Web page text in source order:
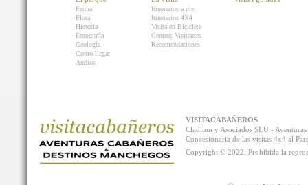
Fauna
Flora
Historia
Etnografía
Geología
Como llegar
Audios
Itinerarios a pie
Itinerarios 4X4
Visita en Bicicleta
Centros Visitantes
Recomendaciones
VISITACABAÑEROS
Cladium y Asociados SLU -
Concesionaria de las visitas 4x4 al
Copyright © 2022. Prohibida la